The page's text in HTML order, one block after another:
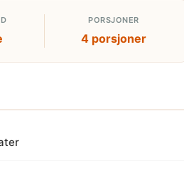
PORSJONER
4 porsjoner